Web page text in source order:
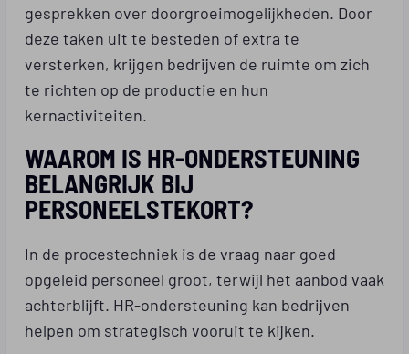
gesprekken over doorgroeimogelijkheden. Door
deze taken uit te besteden of extra te
versterken, krijgen bedrijven de ruimte om zich
te richten op de productie en hun
kernactiviteiten.
WAAROM IS HR-ONDERSTEUNING
BELANGRIJK BIJ
PERSONEELSTEKORT?
In de procestechniek is de vraag naar goed
opgeleid personeel groot, terwijl het aanbod vaak
achterblijft. HR-ondersteuning kan bedrijven
helpen om strategisch vooruit te kijken.